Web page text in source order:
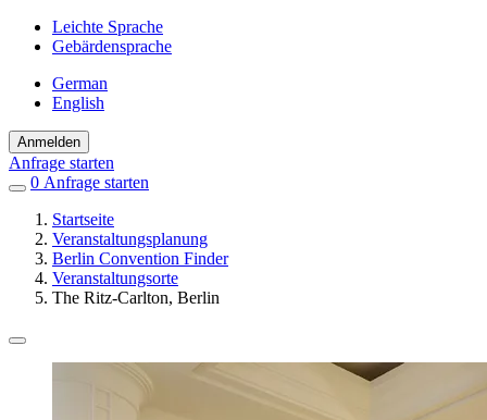
Leichte Sprache
Gebärdensprache
German
English
Anmelden
Anfrage starten
0 Einträge
Favoriten
Anfrage starten
Startseite
Veranstaltungsplanung
Berlin Convention Finder
Veranstaltungsorte
The Ritz-Carlton, Berlin